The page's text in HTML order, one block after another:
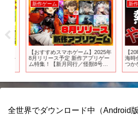
新作ゲーム
【おすすめスマホゲーム】2025年
8月リリース予定 新作アプリゲー
ム特集！【新月同行／怪獣8号／
新作ゲ
【20時
海時代
つかな
全世界でダウンロード中（Android版